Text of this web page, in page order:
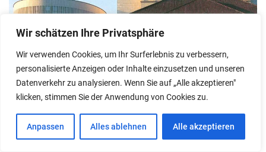
Wir schätzen Ihre Privatsphäre
Wir verwenden Cookies, um Ihr Surferlebnis zu verbessern,
personalisierte Anzeigen oder Inhalte einzusetzen und unseren
Datenverkehr zu analysieren. Wenn Sie auf „Alle akzeptieren"
klicken, stimmen Sie der Anwendung von Cookies zu.
Anpassen Alles ablehnen Alle akzeptieren
Reiseziele